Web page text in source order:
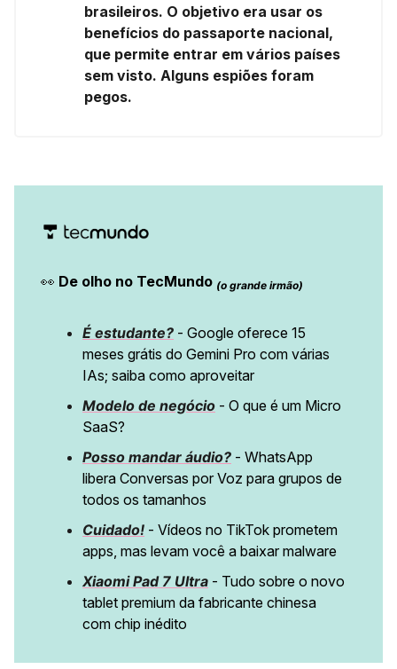
brasileiros. O objetivo era usar os
benefícios do passaporte nacional,
que permite entrar em vários países
sem visto. Alguns espiões foram
pegos.
👀 De olho no TecMundo (o grande irmão)
É estudante? - Google oferece 15
meses grátis do Gemini Pro com várias
IAs; saiba como aproveitar
Modelo de negócio - O que é um Micro
SaaS?
Posso mandar áudio? - WhatsApp
libera Conversas por Voz para grupos de
todos os tamanhos
Cuidado! - Vídeos no TikTok prometem
apps, mas levam você a baixar malware
Xiaomi Pad 7 Ultra - Tudo sobre o novo
tablet premium da fabricante chinesa
com chip inédito